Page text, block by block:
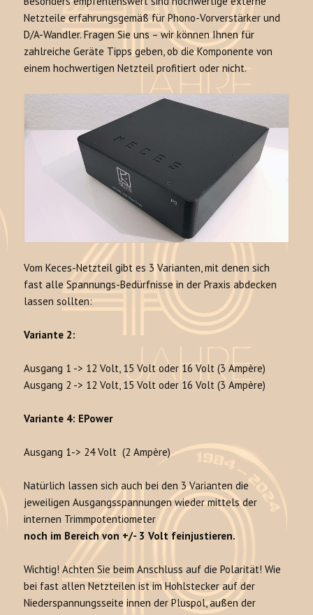
Netzteile erfahrungsgemäß für Phono-Vorverstärker und
D/A-Wandler. Fragen Sie uns – wir können Ihnen für
zahlreiche Geräte Tipps geben, ob die Komponente von
einem hochwertigen Netzteil profitiert oder nicht.
Vom Keces-Netzteil gibt es 3 Varianten, mit denen sich
fast alle Spannungs-Bedürfnisse in der Praxis abdecken
lassen sollten:
Variante 2:
Ausgang 1 -> 12 Volt, 15 Volt oder 16 Volt (3 Ampère)
Ausgang 2 -> 12 Volt, 15 Volt oder 16 Volt (3 Ampère)
Variante 4: EPower
Ausgang 1-> 24 Volt (2 Ampère)
Natürlich lassen sich auch bei den 3 Varianten die
jeweiligen Ausgangsspannungen wieder mittels der
internen Trimmpotentiometer
noch im Bereich von +/- 3 Volt feinjustieren.
Wichtig! Achten Sie beim Anschluss auf die Polarität! Wie
bei fast allen Netzteilen ist im Hohlstecker auf der
Niederspannungsseite innen der Pluspol, außen der